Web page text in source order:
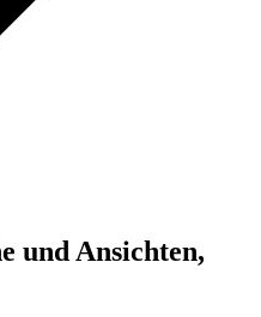
und Ansichten,